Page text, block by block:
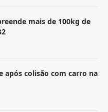
mais de 100kg de
após colisão com carro na